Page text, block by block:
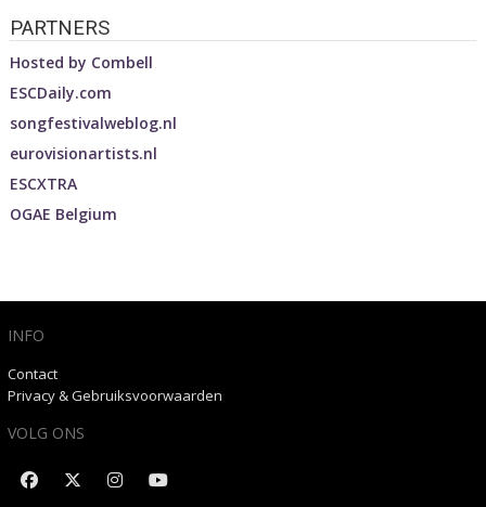
PARTNERS
Hosted by Combell
ESCDaily.com
songfestivalweblog.nl
eurovisionartists.nl
ESCXTRA
OGAE Belgium
INFO
Contact
Privacy & Gebruiksvoorwaarden
VOLG ONS